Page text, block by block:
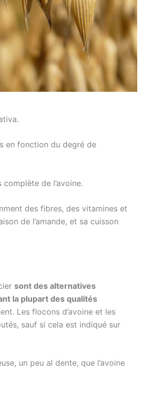
en fonction du degré de
de l’avoine.
des fibres, des vitamines et
de l’amande, et sa cuisson
sont des alternatives
la plupart des qualités
Les flocons d’avoine et les
sauf si cela est indiqué sur
un peu al dente, que l’avoine